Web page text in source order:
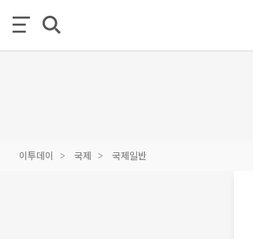
이투데이 국제 국제일반